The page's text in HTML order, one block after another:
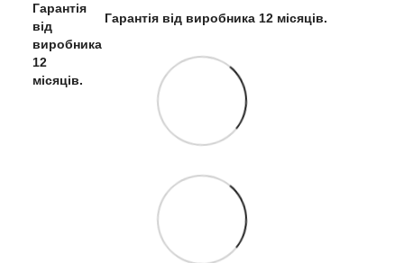
Гарантія від виробника 12 місяців.